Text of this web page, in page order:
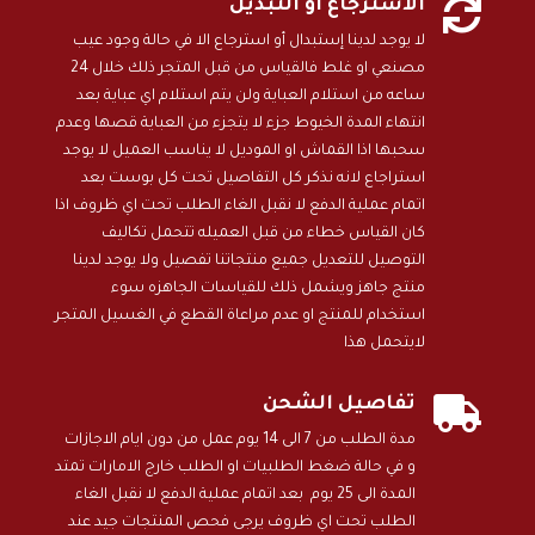
 الاسترجاع او التبديل
لا يوجد لدينا إستبدال أو استرجاع الا في حالة وجود عيب
مصنعي او غلط فالقياس من قبل المتجر ذلك خلال 24
ساعه من استلام العباية ولن يتم استلام اي عباية بعد
انتهاء المدة الخيوط جزء لا يتجزء من العباية قصها وعدم
سحبها اذا القماش او الموديل لا يناسب العميل لا يوجد
استراجاع لانه نذكر كل التفاصيل تحت كل بوست بعد
اتمام عملية الدفع لا نقبل الغاء الطلب تحت اي ظروف اذا
كان القياس خطاء من قبل العميله تتحمل تكاليف
التوصيل للتعديل جميع منتجاتنا تفصيل ولا يوجد لدينا
منتج جاهز ويشمل ذلك للقياسات الجاهزه سوء
استخدام للمنتج او عدم مراعاة القطع في الغسيل المتجر
لايتحمل هذا
 تفاصيل الشحن
مدة الطلب من 7 الى 14 يوم عمل من دون ايام الاجازات
و في حالة ضغط الطلبيات او الطلب خارج الامارات تمتد
المدة الى 25 يوم بعد اتمام عملية الدفع لا نقبل الغاء
الطلب تحت اي ظروف يرجى فحص المنتجات جيد عند